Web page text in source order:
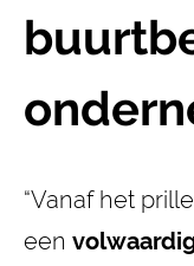
“Vanaf het
een